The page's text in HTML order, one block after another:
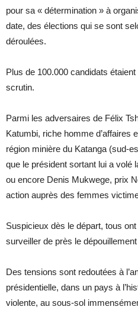
pour sa « détermination » à
date, des élections qui se sont
déroulées.
Plus de 100.000 candidats
scrutin.
Parmi les adversaires de Félix
Katumbi, riche homme d’affaires
région minière du Katanga (sud-
que le président sortant lui a volé
ou encore Denis Mukwege, prix
action auprès des femmes
Suspicieux dès le départ, tous
surveiller de près le
Des tensions sont redoutées à
présidentielle, dans un pays à
violente, au sous-sol